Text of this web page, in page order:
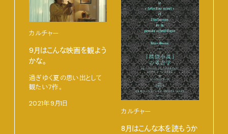
カルチャー
9月はこんな映画を観よう
かな。
過ぎゆく夏の思い出として
観たい7作。
2021年9月1日
カルチャー
8月はこんな本を読もうか